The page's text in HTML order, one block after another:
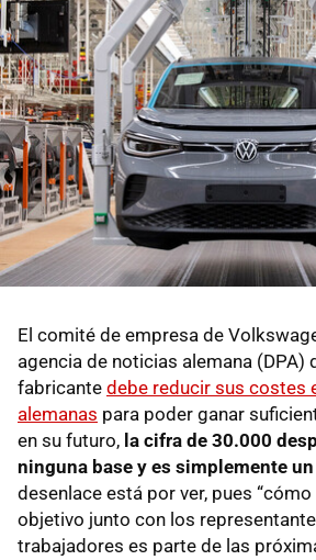
El comité de empresa de
agencia de noticias alemana (DPA)
fabricante debe reducir sus costes
alemanas para poder ganar
en su futuro, la cifra de 30.000
ninguna base y es simplemente
desenlace está por ver, pues
objetivo junto con los
trabajadores es parte de las